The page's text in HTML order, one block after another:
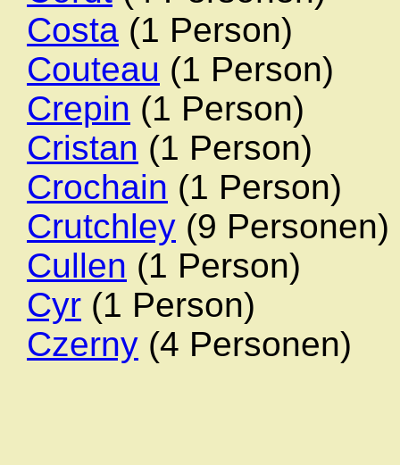
Costa (1 Person)
Couteau (1 Person)
Crepin (1 Person)
Cristan (1 Person)
Crochain (1 Person)
Crutchley (9 Personen)
Cullen (1 Person)
Cyr (1 Person)
Czerny (4 Personen)